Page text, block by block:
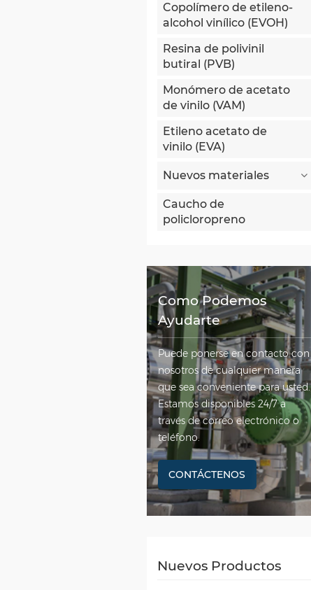
Copolímero de etileno-
alcohol vinílico (EVOH)
Resina de polivinil
butiral (PVB)
Monómero de acetato
de vinilo (VAM)
Etileno acetato de
vinilo (EVA)
Nuevos materiales
Caucho de
policloropreno
Como Podemos
Ayudarte
Puede ponerse en contacto con
nosotros de cualquier manera
que sea conveniente para usted.
Estamos disponibles 24/7 a
través de correo electrónico o
teléfono.
CONTÁCTENOS
Nuevos Productos